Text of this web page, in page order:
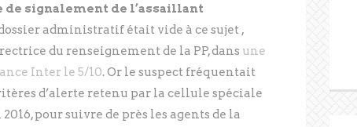
de signalement de l’assaillant
administratif était vide à ce sujet ,
du renseignement de la PP, dans une
Inter le 5/10. Or le suspect fréquentait
d’alerte retenu par la cellule spéciale
pour suivre de près les agents de la